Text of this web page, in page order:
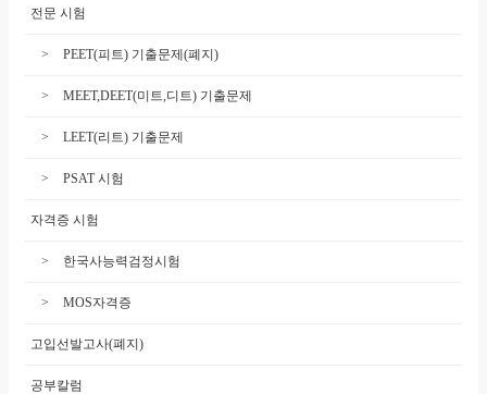
전문 시험
PEET(피트) 기출문제(폐지)
MEET,DEET(미트,디트) 기출문제
LEET(리트) 기출문제
PSAT 시험
자격증 시험
한국사능력검정시험
MOS자격증
고입선발고사(폐지)
공부칼럼